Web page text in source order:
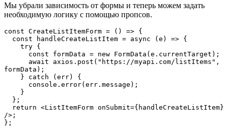
Мы убрали зависимость от формы и теперь можем задать
необходимую логику с помощью пропсов.
const CreateListItemForm = () => {
  const handleCreateListItem = async (e) => {
    try {
      const formData = new FormData(e.currentTarget);
formData);
    } catch (err) {
      console.error(err.message);
    }
  };
/>;
};